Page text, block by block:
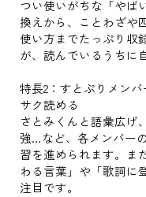
つい使いがちな「やば
換えから、ことわざや
使い方までたっぷり収
が、読んでいるうちに
特長2：すとぷりメン
サク読める
さとみくんと語彙広げ
強…など、各メンバー
習を進められます。ま
わる言葉」や「歌詞に
注目です。